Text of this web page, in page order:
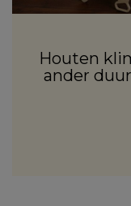
Houten
ander